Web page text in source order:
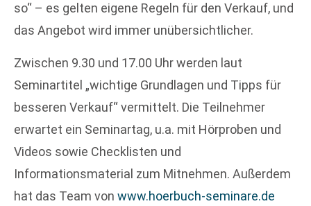
so“ – es gelten eigene Regeln für den Verkauf, und
das Angebot wird immer unübersichtlicher.
Zwischen 9.30 und 17.00 Uhr werden laut
Seminartitel „wichtige Grundlagen und Tipps für
besseren Verkauf“ vermittelt. Die Teilnehmer
erwartet ein Seminartag, u.a. mit Hörproben und
Videos sowie Checklisten und
Informationsmaterial zum Mitnehmen. Außerdem
hat das Team von www.hoerbuch-seminare.de